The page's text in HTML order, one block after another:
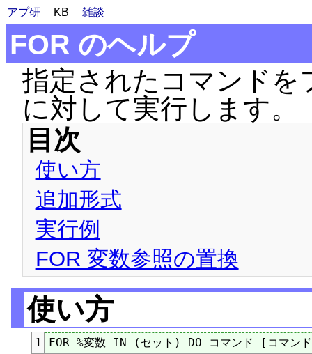
アプ研 KB 雑談
FOR のヘルプ
指定されたコマンド
に対して実行します。
目次
使い方
追加形式
実行例
FOR 変数参照の置換
使い方
1